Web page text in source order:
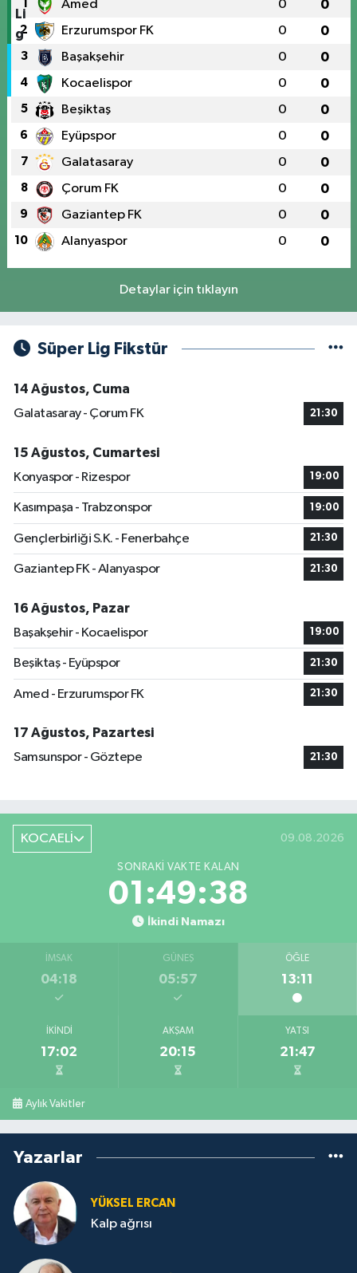
Amed 0 0
2 Erzurumspor FK 0 0
3 Başakşehir 0 0
4 Kocaelispor 0 0
5 Beşiktaş 0 0
6 Eyüpspor 0 0
7 Galatasaray 0 0
8 Çorum FK 0 0
9 Gaziantep FK 0 0
10 Alanyaspor 0 0
Detaylar için tıklayın
Süper Lig Fikstür
14 Ağustos, Cuma
Galatasaray - Çorum FK
21:30
15 Ağustos, Cumartesi
Konyaspor - Rizespor
19:00
Kasımpaşa - Trabzonspor 19:00
Gençlerbirliği S.K. - Fenerbahçe 21:30
Gaziantep FK - Alanyaspor 21:30
16 Ağustos, Pazar
Başakşehir - Kocaelispor
19:00
Beşiktaş - Eyüpspor 21:30
Amed - Erzurumspor FK 21:30
17 Ağustos, Pazartesi
Samsunspor - Göztepe
21:30
KOCAELİ 09.08.2026
SONRAKI VAKTE KALAN
01:49:37
İkindi Namazı
İMSAK
04:18
GÜNEŞ
05:57
ÖĞLE
13:11
İKINDI
17:02
AKŞAM
20:15
YATSI
21:47
Aylık Vakitler
Yazarlar
YÜKSEL ERCAN
Kalp ağrısı